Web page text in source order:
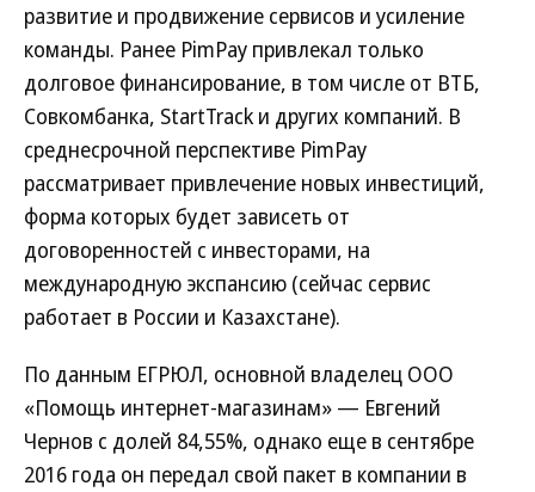
развитие и продвижение сервисов и усиление
команды. Ранее PimPay привлекал только
долговое финансирование, в том числе от ВТБ,
Совкомбанка, StartTrack и других компаний. В
среднесрочной перспективе PimPay
рассматривает привлечение новых инвестиций,
форма которых будет зависеть от
договоренностей с инвесторами, на
международную экспансию (сейчас сервис
работает в России и Казахстане).
По данным ЕГРЮЛ, основной владелец ООО
«Помощь интернет-магазинам» — Евгений
Чернов с долей 84,55%, однако еще в сентябре
2016 года он передал свой пакет в компании в